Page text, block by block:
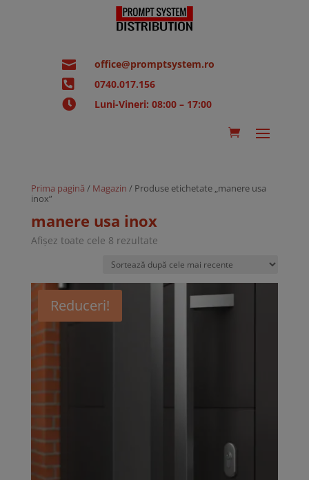
 office@promptsystem.ro
 0740.017.156
 Luni-Vineri: 08:00 – 17:00
Prima pagină / Magazin / Produse etichetate „manere usa
inox”
manere usa inox
Afișez toate cele 8 rezultateSortat
cele
mai
recente
Reduceri!